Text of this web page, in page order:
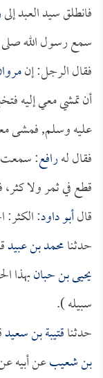
فانطلق سيد العبد إلى
سمع رسول الله صلى
فقال الرجل: إن
أن تمشي معي إليه
عليه وسلم, فمشى
فقال لهرافع: سمعت
قطع في ثمر ولا
قالأبو داود: الكثر:
حدثنامحمد بن عبيد
يحيى بن حبانبهذا
سبيله ).
حدثناقتيبة بن سعيد
بن شعيبعن أبيه